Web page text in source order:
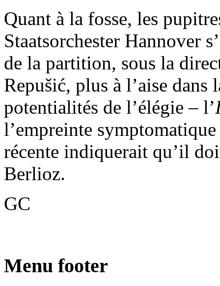
Quant à la fosse, les
Staatsorchester Hannover
de la partition, sous la
Repušić, plus à l’aise
potentialités de l’élégie – l’
l’empreinte
récente indiquerait qu’il
Berlioz.
GC
Menu footer